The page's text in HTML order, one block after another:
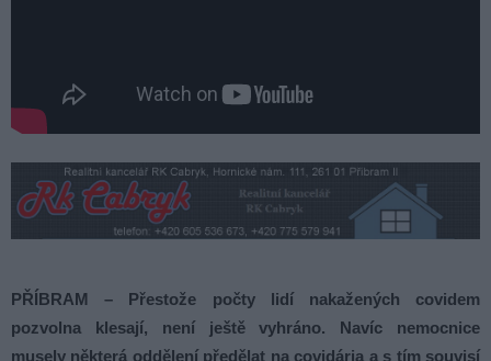
PŘÍBRAM – Přestože počty lidí nakažených covidem
pozvolna klesají, není ještě vyhráno. Navíc nemocnice
musely některá oddělení předělat na covidária a s tím souvisí